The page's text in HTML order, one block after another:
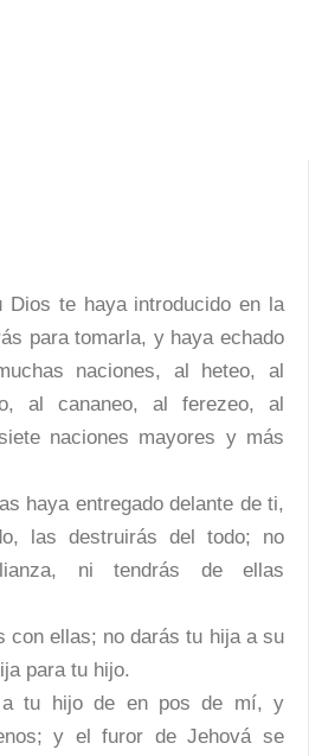
Dios te haya introducido en la
para tomarla, y haya echado
naciones, al heteo, al
al cananeo, al ferezeo, al
naciones mayores y más
haya entregado delante de ti,
las destruirás del todo; no
ni tendrás de ellas
con ellas; no darás tu hija a su
para tu hijo.
a tu hijo de en pos de mí, y
y el furor de Jehová se